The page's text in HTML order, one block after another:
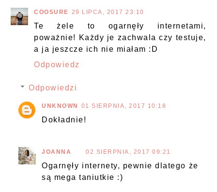
COOSURE 29 LIPCA, 2017 23:10
Te żele to ogarnęły internetami,
poważnie! Każdy je zachwala czy testuje,
a ja jeszcze ich nie miałam :D
Odpowiedz
Odpowiedzi
UNKNOWN 01 SIERPNIA, 2017 10:18
Dokładnie!
JOANNA 02 SIERPNIA, 2017 09:21
Ogarnęły internety, pewnie dlatego że
są mega taniutkie :)